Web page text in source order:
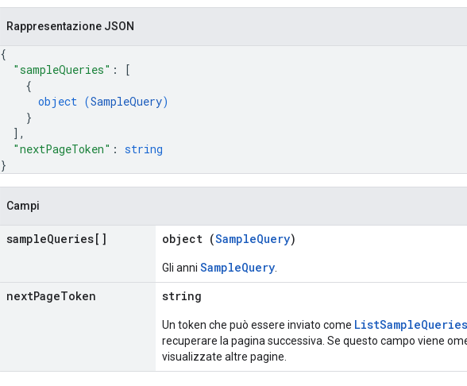
Rappresentazione JSON
{
"sampleQueries" :
[
{
object (SampleQuery)
}
] ,
"nextPageToken" : string
}
Campi
sampleQueries[] object (SampleQuery)
Gli anni SampleQuery
nextPageToken string
Un token che può essere inviato come
recuperare la pagina successiva. Se questo campo viene
visualizzate altre pagine.